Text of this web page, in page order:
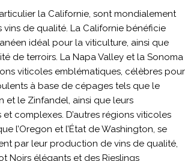
la Californie, sont mondialement
de qualité. La Californie bénéficie
idéal pour la viticulture, ainsi que
de terroirs. La Napa Valley et la Sonoma
viticoles emblématiques, célèbres pour
à base de cépages tels que le
et le Zinfandel, ainsi que leurs
complexes. D’autres régions viticoles
l’Oregon et l’État de Washington, se
par leur production de vins de qualité,
Noirs élégants et des Rieslings